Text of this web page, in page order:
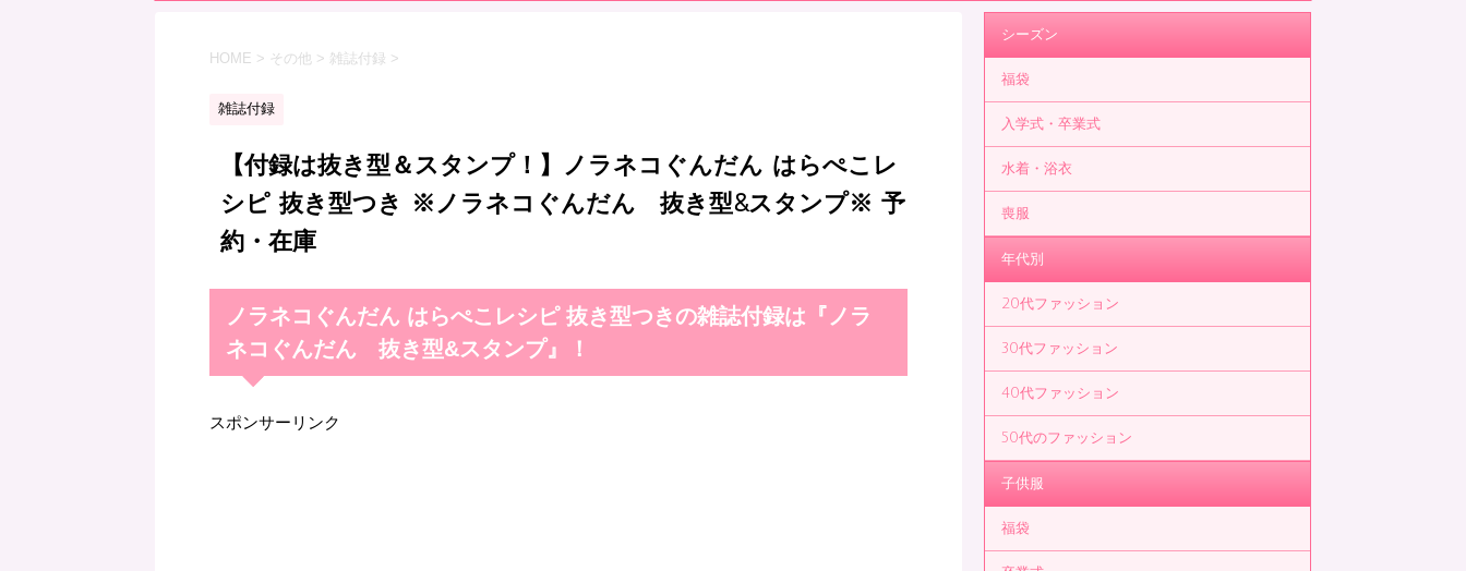
HOME > その他 > 雑誌付録 >
雑誌付録
【付録は抜き型＆スタンプ！】ノラネコぐんだん はらぺこレ
シピ 抜き型つき ※ノラネコぐんだん 抜き型&スタンプ※ 予
約・在庫
ノラネコぐんだん はらぺこレシピ 抜き型つきの雑誌付録は『ノラ
ネコぐんだん 抜き型&スタンプ』！
スポンサーリンク
シーズン
福袋
入学式・卒業式
水着・浴衣
喪服
年代別
20代ファッション
30代ファッション
40代ファッション
50代のファッション
子供服
福袋